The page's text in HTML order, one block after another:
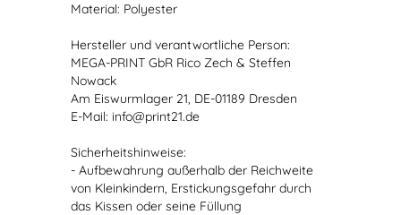
Material: Polyester
Hersteller und verantwortliche Person:
MEGA-PRINT GbR Rico Zech & Steffen
Nowack
Am Eiswurmlager 21, DE-01189 Dresden
E-Mail: info@print21.de
Sicherheitshinweise:
- Aufbewahrung außerhalb der Reichweite
von Kleinkindern, Erstickungsgefahr durch
das Kissen oder seine Füllung